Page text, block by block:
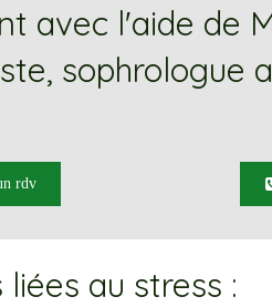
avec l'aide de
sophrologue
rdv
liées au stress :